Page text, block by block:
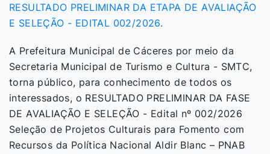
RESULTADO PRELIMINAR DA ETAPA DE AVALIAÇÃO
E SELEÇÃO - EDITAL 002/2026.
A Prefeitura Municipal de Cáceres por meio da
Secretaria Municipal de Turismo e Cultura - SMTC,
torna público, para conhecimento de todos os
interessados, o RESULTADO PRELIMINAR DA FASE
DE AVALIAÇÃO E SELEÇÃO - Edital nº 002/2026
Seleção de Projetos Culturais para Fomento com
Recursos da Política Nacional Aldir Blanc – PNAB